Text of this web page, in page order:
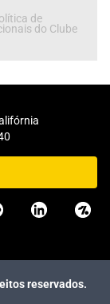
de
do Clube
reservados.